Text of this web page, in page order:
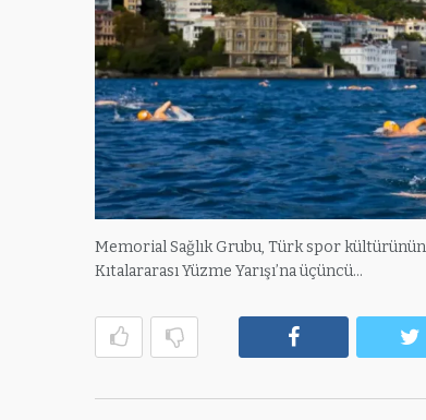
Memorial Sağlık Grubu, Türk spor kültürünün
Kıtalararası Yüzme Yarışı’na üçüncü…